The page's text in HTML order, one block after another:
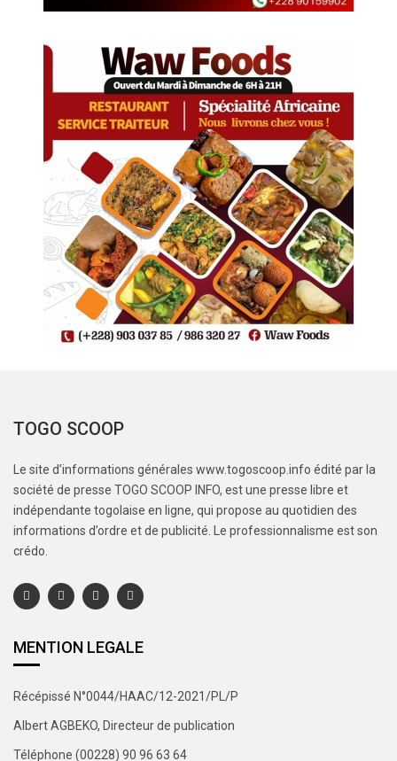
TOGO SCOOP
Le site d’informations générales www.togoscoop.info édité par la
société de presse TOGO SCOOP INFO, est une presse libre et
indépendante togolaise en ligne, qui propose au quotidien des
informations d’ordre et de publicité. Le professionnalisme est son
crédo.
MENTION LEGALE
Récépissé N°0044/HAAC/12-2021/PL/P
Albert AGBEKO, Directeur de publication
Téléphone (00228) 90 96 63 64